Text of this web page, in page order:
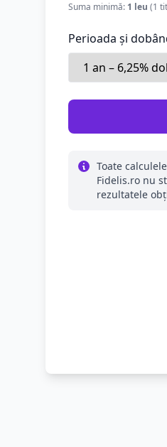
Suma minimă: 1 leu (1
Perioada și
Toate
Fidelis.ro nu
rezultatele